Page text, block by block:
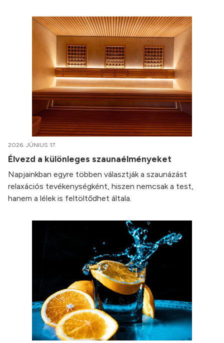
2026. JÚNIUS 17.
Élvezd a különleges szaunaélményeket
Napjainkban egyre többen választják a szaunázást
relaxációs tevékenységként, hiszen nemcsak a test,
hanem a lélek is feltöltődhet általa.